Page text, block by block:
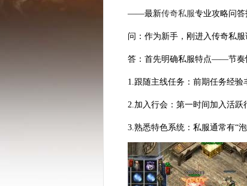
——最新传奇私服专业攻略问答
问：作为新手，刚进入传奇私服
答：首先明确私服特点——节奏
1.跟随主线任务：前期任务经验
2.加入行会：第一时间加入活
3.熟悉特色系统：私服通常有“